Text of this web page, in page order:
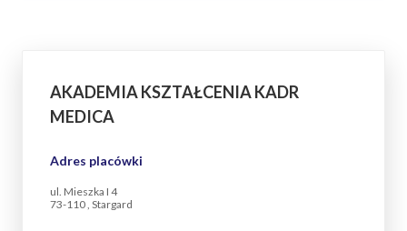
AKADEMIA KSZTAŁCENIA KADR
MEDICA
Adres placówki
ul. Mieszka I 4
73-110 , Stargard